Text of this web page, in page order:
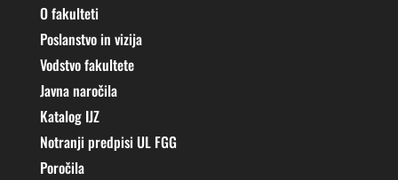
O fakulteti
Poslanstvo in vizija
Vodstvo fakultete
Javna naročila
Katalog IJZ
Notranji predpisi UL FGG
Poročila